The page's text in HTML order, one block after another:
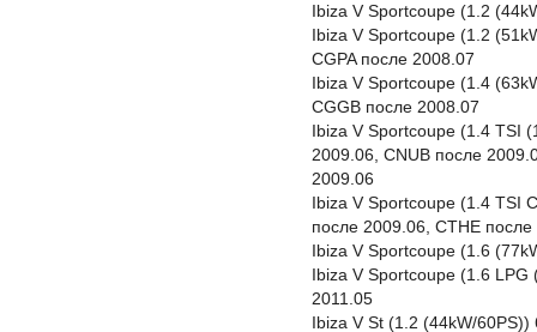
Ibiza V Sportcoupe (1.2
Ibiza V Sportcoupe (1.2
CGPA после 2008.07
Ibiza V Sportcoupe (1.4
CGGB после 2008.07
Ibiza V Sportcoupe (1.4 TSI
2009.06, CNUB после
2009.06
Ibiza V Sportcoupe (1.4 TSI
после 2009.06, CTHE
Ibiza V Sportcoupe (1.6
Ibiza V Sportcoupe (1.6 LPG
2011.05
Ibiza V St (1.2 (44kW/